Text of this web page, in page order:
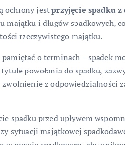
ochrony jestprzyjęcie spadku
majątku i długów spadkowych,
rzeczywistego majątku.
o terminach – spadek
powołania do spadku,
zwolnienie z odpowiedzialności
spadku przed upływem
sytuacji majątkowej